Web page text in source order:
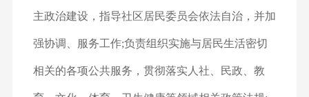
主政治建设，指导社区居民委员会依法自治，并加
强协调、服务工作;负责组织实施与居民生活密切
相关的各项公共服务，贯彻落实人社、民政、教